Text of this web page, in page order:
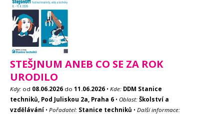
STEŠJNUM ANEB CO SE ZA ROK
URODILO
Kdy: od 08.06.2026 do 11.06.2026 • Kde: DDM Stanice
techniků, Pod Juliskou 2a, Praha 6 • Oblast: Školství a
vzdělávání • Pořadatel: Stanice techniků • Další informace: